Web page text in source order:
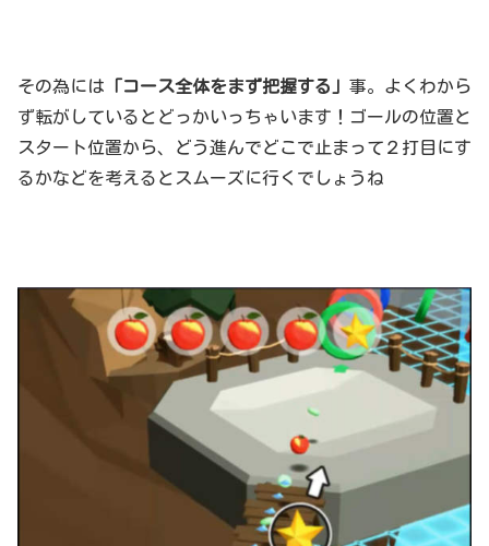
その為には 「コース全体をまず把握する」 事。よくわから
ず転がしているとどっかいっちゃいます！ゴールの位置と
スタート位置から、どう進んでどこで止まって２打目にす
るかなどを考えるとスムーズに行くでしょうね